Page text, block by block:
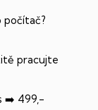
počítač?
pracujte
➡️ 499,-